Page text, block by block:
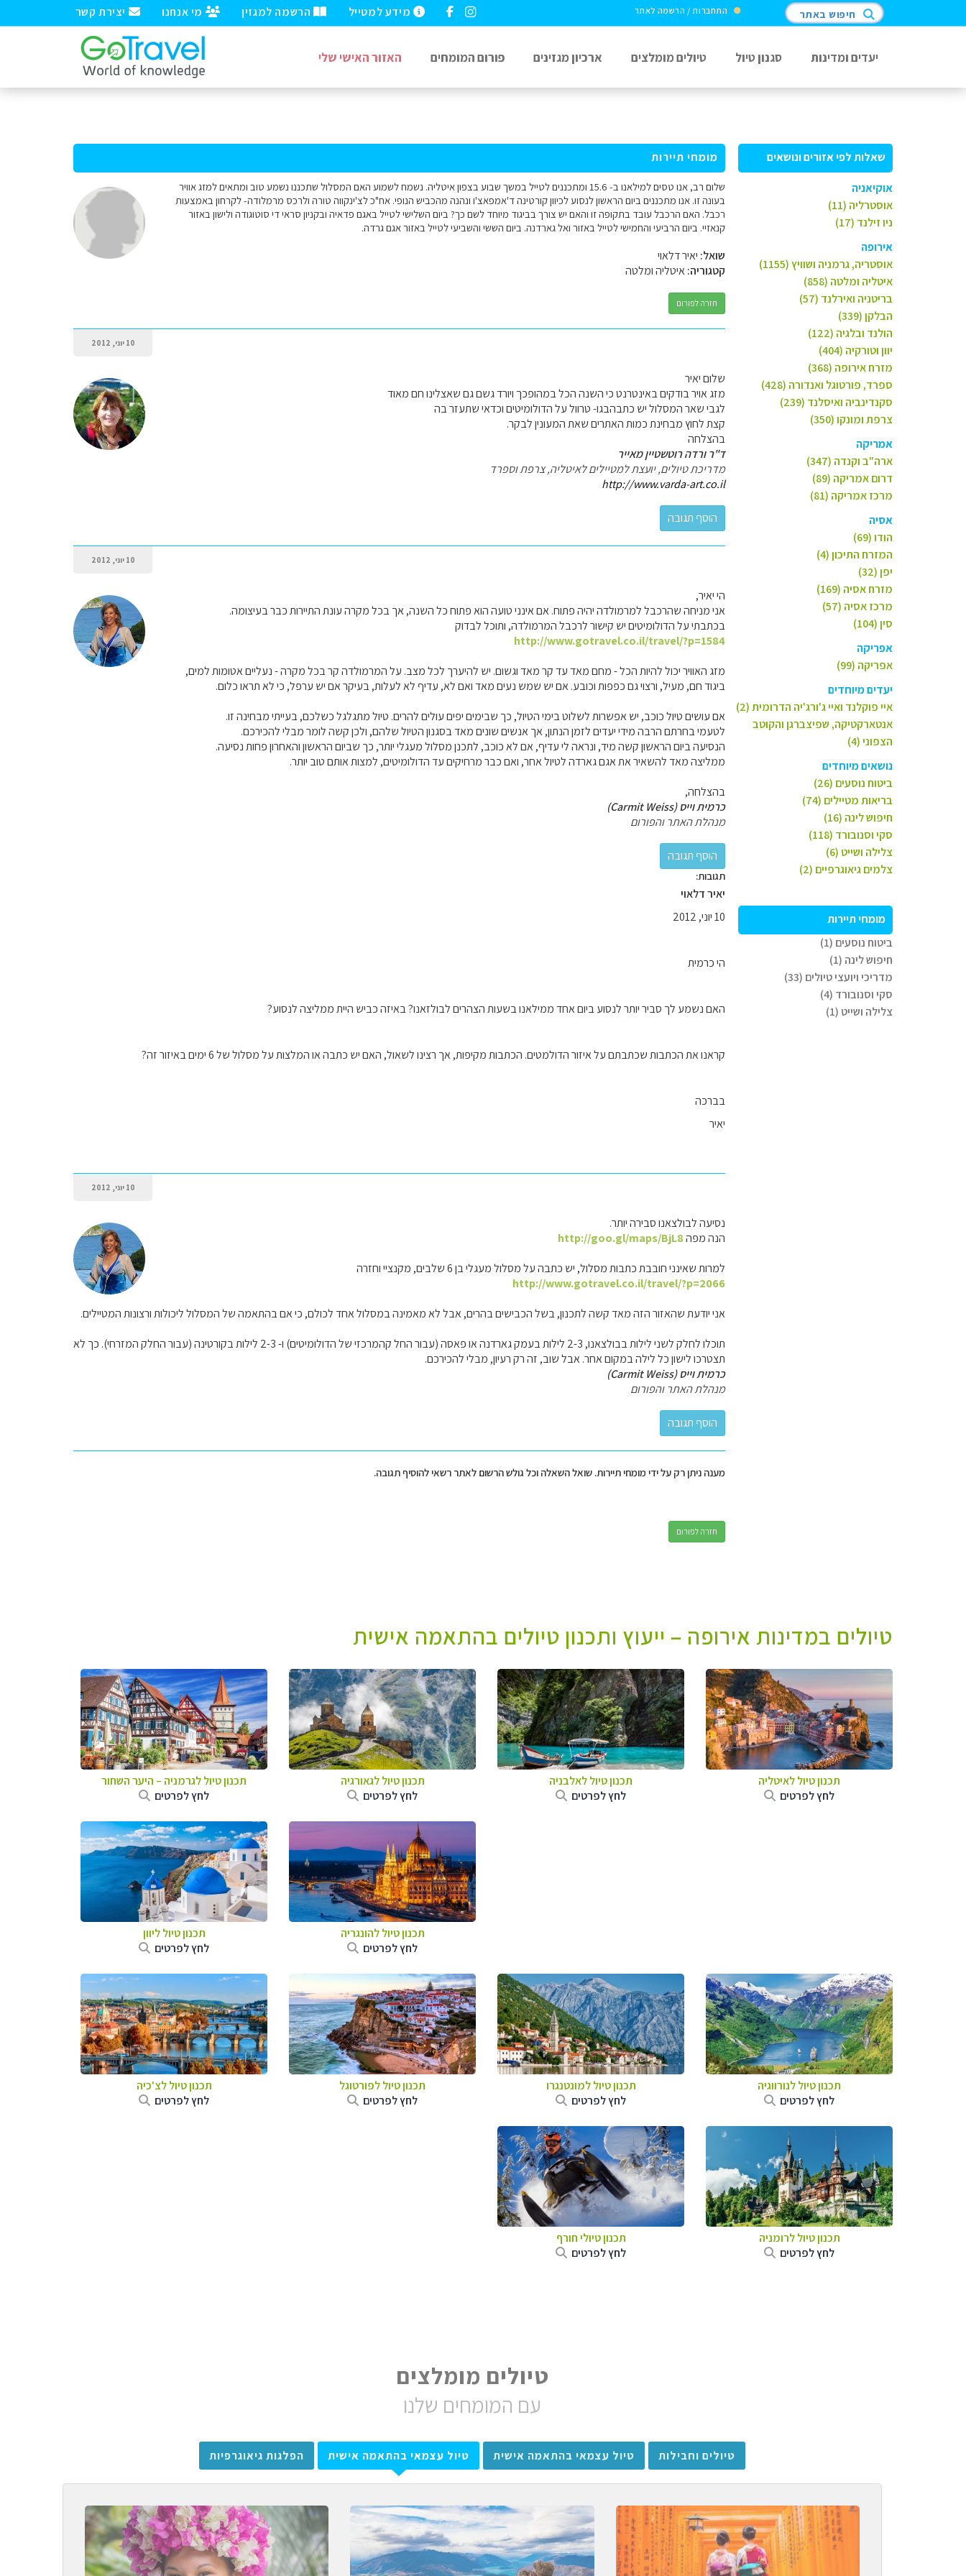
יצירת קשר מי אנחנו הרשמה למגזין מידע למטייל התחברות / הרשמה לאתר חיפוש באתר
יעדים ומדינות סגנון טיול טיולים מומלצים ארכיון מגזינים פורום המומחים האזור האישי שלי
שאלות לפי אזורים ונושאים
אוקיאניה
אוסטרליה (11)
ניו זילנד (17)
אירופה
אוסטריה, גרמניה ושוויץ (1155)
איטליה ומלטה (858)
בריטניה ואירלנד (57)
הבלקן (339)
הולנד ובלגיה (122)
יוון וטורקיה (404)
מזרח אירופה (368)
ספרד, פורטוגל ואנדורה (428)
סקנדינביה ואיסלנד (239)
צרפת ומונקו (350)
אמריקה
ארה"ב וקנדה (347)
דרום אמריקה (89)
מרכז אמריקה (81)
אסיה
הודו (69)
המזרח התיכון (4)
יפן (32)
מזרח אסיה (169)
מרכז אסיה (57)
סין (104)
אפריקה
אפריקה (99)
יעדים מיוחדים
איי פוקלנד ואיי ג'ורג'יה הדרומית (2)
אנטארקטיקה, שפיצברגן והקוטב
הצפוני (4)
נושאים מיוחדים
ביטוח נוסעים (26)
בריאות מטיילים (74)
חיפוש לינה (16)
סקי וסנובורד (118)
צלילה ושייט (6)
צלמים גיאוגרפיים (2)
מומחי תיירות
ביטוח נוסעים (1)
חיפוש לינה (1)
מדריכי ויועצי טיולים (33)
סקי וסנובורד (4)
צלילה ושייט (1)
מומחי תיירות
שלום רב, אנו טסים למילאנו ב- 15.6 ומתכננים לטייל במשך שבוע בצפון איטליה. נשמח לשמוע האם המסלול שתכננו נשמע טוב ומתאים למזג אוויר
בעונה זו. אנו מתכננים ביום הראשון לנסוע לכיוון קורטינה ד'אמפאצ'ו ונהנה מהכביש הנופי. אח"כ לצ'ינקווה טורה ולרכס מרמלודה- לקרחון באמצעות
רכבל. האם הרכבל עובד בתקופה זו והאם יש צורך בביגוד מיוחד לשם כך? ביום השלישי לטייל באגם פדאיה ובקניון סראי די סוטוגודה ולישון באזור
קנאזיי. ביום הרביעי והחמישי לטייל באזור ואל גארדנה. ביום הששי והשביעי לטייל באזור אגם גרדה.
שואל: יאיר דלאוי
קטגוריה:איטליה ומלטה
חזרה לפורום
10 יוני, 2012
שלום יאיר
מזג אויר בודקים באינטרנט כי השנה הכל במהופכך ויורד גשם גם שאצלינו חם מאוד
לגבי שאר המסלול יש כתבהבגו- טרוול על הדולומיטים וכדאי שתעזר בה
קצת לחוץ מבחינת כמות האתרים שאת המעונין לבקר.
בהצלחה
ד"ר ורדה רוטשטיין מאייר
מדריכת טיולים, יועצת למטיילים לאיטליה, צרפת וספרד
http://www.varda-art.co.il
10 יוני, 2012
הי יאיר,
אני מניחה שהרכבל למרמולדה יהיה פתוח. אם אינני טועה הוא פתוח כל השנה, אך בכל מקרה עונת התיירות כבר בעיצומה.
בכתבתי על הדולומיטים יש קישור לרכבל המרמולדה, ותוכל לבדוק
http://www.gotravel.co.il/travel/?p=1584
מזג האוויר יכול להיות הכל - מחם מאד עד קר מאד וגשום. יש להיערך לכל מצב. על המרמולדה קר בכל מקרה - נעליים אטומות למים,
ביגוד חם, מעיל, ורצוי גם כפפות וכובע. אם יש שמש נעים מאד ואם לא, עדיף לא לעלות, בעיקר אם יש ערפל, כי לא תראו כלום.
אם עושים טיול כוכב, יש אפשרות לשלוט בימי הטיול, כך שבימים יפים עולים להרים. טיול מתגלגל כשלכם, בעייתי מבחינה זו.
לטעמי בחרתם הרבה מידי יעדים לזמן הנתון, אך אנשים שונים מאד בסגנון הטיול שלהם, ולכן קשה לומר מבלי להכירכם.
הנסיעה ביום הראשון קשה מיד, ונראה לי עדיף, אם לא כוכב, לתכנן מסלול מעגלי יותר, כך שביום הראשון והאחרון פחות נסיעה.
ממליצה מאד להשאיר את אגם גארדה לטיול אחר, ואם כבר מרחיקים עד הדולומיטים, למצות אותם טוב יותר.
בהצלחה,
כרמית וייס (Carmit Weiss)
מנהלת האתר והפורום
תגובות:
יאיר דלאוי
10 יוני, 2012
הי כרמית
האם נשמע לך סביר יותר לנסוע ביום אחד ממילאנו בשעות הצהרים לבולזאנו? באיזה כביש היית ממליצה לנסוע?
קראנו את הכתבות שכתבתם על איזור הדולמטים. הכתבות מקיפות, אך רצינו לשאול, האם יש כתבה או המלצות על מסלול של 6 ימים באיזור זה?
בברכה
יאיר
10 יוני, 2012
נסיעה לבולצאנו סבירה יותר.
הנה מפהhttp://goo.gl/maps/BjL8
למרות שאינני חובבת כתבות מסלול, יש כתבה על מסלול מעגלי בן 6 שלבים, מקנציי וחזרה
http://www.gotravel.co.il/travel/?p=2066
אני יודעת שהאזור הזה מאד קשה לתכנון, בשל הכבישים בהרים, אבל לא מאמינה במסלול אחד לכולם, כי אם בהתאמה של המסלול ליכולות ורצונות המטיילים.
תוכלו לחלק לשני לילות בבולצאנו, 2-3 לילות בעמק גארדנה או פאסה (עבור החל קהמרכזי של הדולומיטים) ו- 2-3 לילות בקורטינה (עבור החלק המזרחי). כך לא
תצטרכו לישון כל לילה במקום אחר. אבל שוב, זה רק רעיון, מבלי להכירכם.
כרמית וייס (Carmit Weiss)
מנהלת האתר והפורום
מענה ניתן רק על ידי מומחי תיירות. שואל השאלה וכל גולש הרשום לאתר רשאי להוסיף תגובה.
חזרה לפורום
טיולים במדינות אירופה – ייעוץ ותכנון טיולים בהתאמה אישית
תכנון טיול לאיטליה
לחץ לפרטים
תכנון טיול לאלבניה
לחץ לפרטים
תכנון טיול לגאורגיה
לחץ לפרטים
תכנון טיול לגרמניה – היער השחור
לחץ לפרטים
תכנון טיול להונגריה
לחץ לפרטים
תכנון טיול ליוון
לחץ לפרטים
תכנון טיול לנורווגיה
לחץ לפרטים
תכנון טיול למונטנגרו
לחץ לפרטים
תכנון טיול לפורטוגל
לחץ לפרטים
תכנון טיול לצ'כיה
לחץ לפרטים
תכנון טיול לרומניה
לחץ לפרטים
תכנון טיולי חורף
לחץ לפרטים
טיולים מומלצים
עם המומחים שלנו
טיולים וחבילות טיול עצמאי בהתאמה אישית טיול עצמאי בהתאמה אישית הפלגות גיאוגרפיות